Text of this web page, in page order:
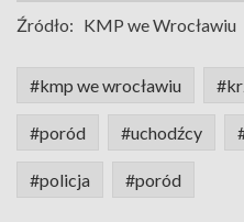
Źródło: KMP we Wrocławiu
#kmp we wrocławiu
#poród #uchodźcy
#policja #poród